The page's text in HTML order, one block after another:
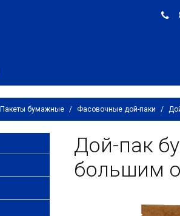
Пакеты бумажные / Фасовочные дой-паки /
Дой-пак
большим